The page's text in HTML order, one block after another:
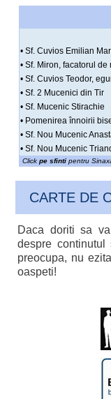
• Sf. Cuvios Emilian
• Sf. Miron, facatorul
• Sf. Cuvios Teodor,
• Sf. 2 Mucenici din Tir
• Sf. Mucenic Stirachie
• Pomenirea înnoirii
• Sf. Nou Mucenic
• Sf. Nou Mucenic
Click pe sfintipentru
CARTE DE
Daca doriti sa
despre
preocupa, nu
oaspeti!